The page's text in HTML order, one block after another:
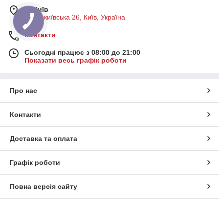
м. Київ
Старокиївська 26, Київ, Україна
Контакти
Сьогодні працює з 08:00 до 21:00
Показати весь графік роботи
Про нас
Контакти
Доставка та оплата
Графік роботи
Повна версія сайту